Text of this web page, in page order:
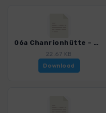
06a Chanrionhütte - Otemmagletscher - Vignetteshütte.gpx
22.67 KB
Download